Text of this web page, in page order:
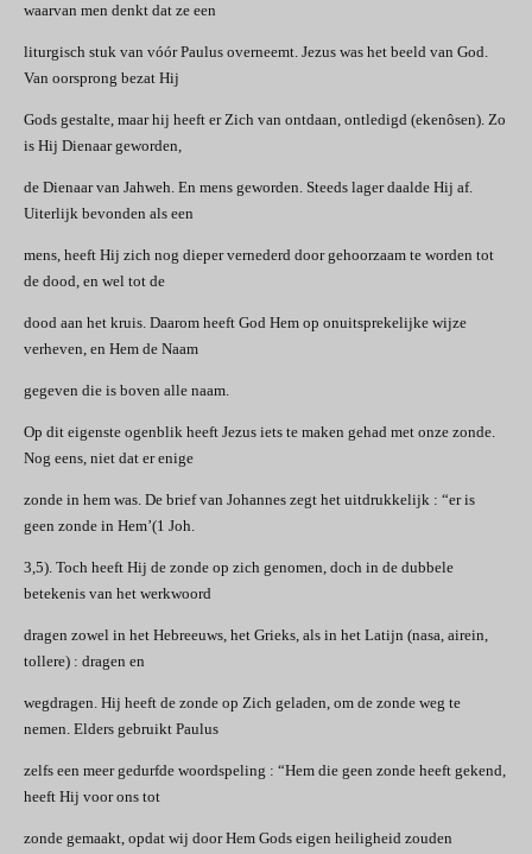
waarvan men denkt dat ze een
liturgisch stuk van vóór Paulus overneemt. Jezus was het beeld van God.
Van oorsprong bezat Hij
Gods gestalte, maar hij heeft er Zich van ontdaan, ontledigd (ekenôsen). Zo
is Hij Dienaar geworden,
de Dienaar van Jahweh. En mens geworden. Steeds lager daalde Hij af.
Uiterlijk bevonden als een
mens, heeft Hij zich nog dieper vernederd door gehoorzaam te worden tot
de dood, en wel tot de
dood aan het kruis. Daarom heeft God Hem op onuitsprekelijke wijze
verheven, en Hem de Naam
gegeven die is boven alle naam.
Op dit eigenste ogenblik heeft Jezus iets te maken gehad met onze zonde.
Nog eens, niet dat er enige
zonde in hem was. De brief van Johannes zegt het uitdrukkelijk : “er is
geen zonde in Hem’(1 Joh.
3,5). Toch heeft Hij de zonde op zich genomen, doch in de dubbele
betekenis van het werkwoord
dragen zowel in het Hebreeuws, het Grieks, als in het Latijn (nasa, airein,
tollere) : dragen en
wegdragen. Hij heeft de zonde op Zich geladen, om de zonde weg te
nemen. Elders gebruikt Paulus
zelfs een meer gedurfde woordspeling : “Hem die geen zonde heeft gekend,
heeft Hij voor ons tot
zonde gemaakt, opdat wij door Hem Gods eigen heiligheid zouden